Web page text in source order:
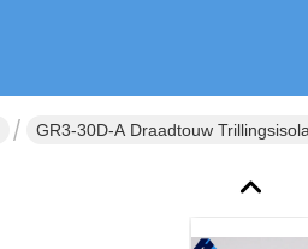
GR3-30D-A Draadtouw